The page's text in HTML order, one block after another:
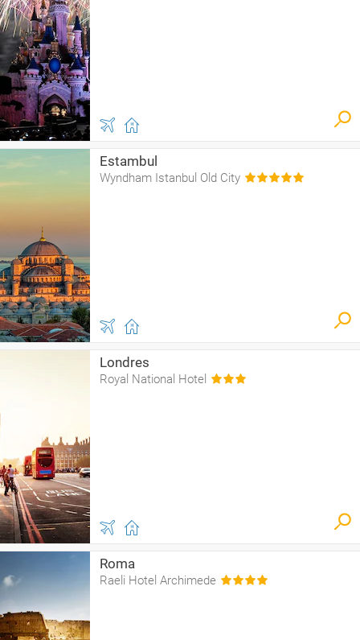
Estambul
Wyndham Istanbul Old City
Londres
Royal National Hotel
Roma
Raeli Hotel Archimede